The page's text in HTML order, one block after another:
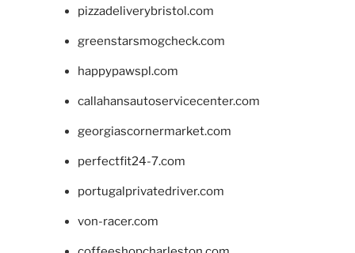
pizzadeliverybristol.com
greenstarsmogcheck.com
happypawspl.com
callahansautoservicecenter.com
georgiascornermarket.com
perfectfit24-7.com
portugalprivatedriver.com
von-racer.com